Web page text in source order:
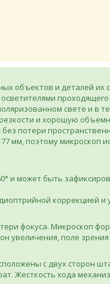
объектов и деталей их
свете и в
и хорошую
потери
мм, поэтому микроскоп
и может быть
коррекцией и
фокуса. Микроскоп
увеличения, поле
с двух сторон
Жесткость хода